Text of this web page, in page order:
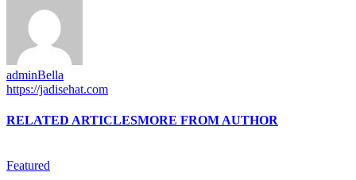
adminBella
https://jadisehat.com
RELATED ARTICLESMORE FROM AUTHOR
Featured